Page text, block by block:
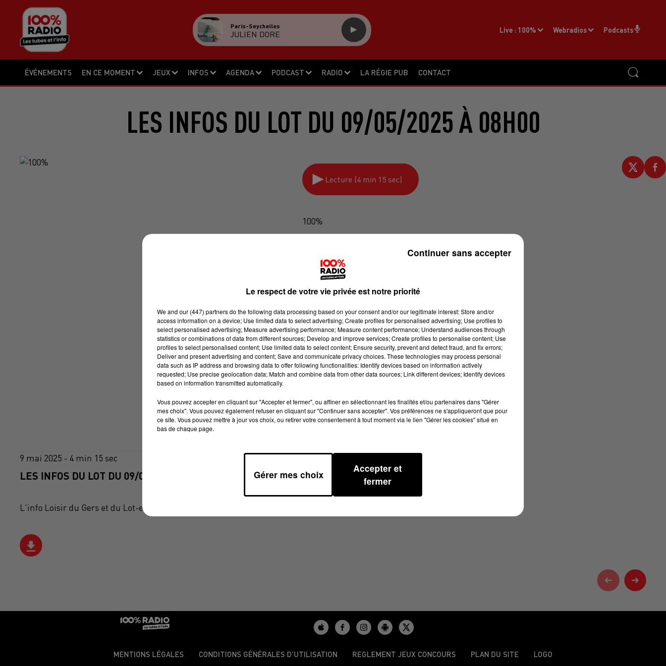
ÉVÉNEMENTS EN CE MOMENT JEUX INFOS AGENDA PODCAST RADIO LA RÉGIE PUB CONTACT
Live : 100% Webradios Podcasts
Paris-Seychelles
JULIEN DORE
LES INFOS DU LOT DU 09/05/2025 À 08H00
Lecture (4 min 15 sec)
100%
9 mai 2025 - 4 min 15 sec
LES INFOS DU LOT DU 09/05/2025 À 08H00
L'info Loisir du Gers et du Lot-et-Garonne du 09/05/2025
MENTIONS LÉGALES CONDITIONS GÉNÉRALES D’UTILISATION REGLEMENT JEUX CONCOURS PLAN DU SITE LOGO
Le respect de votre vie privée est notre priorité
We and our (447) partnersdo the following data processing based on your consent and/or our legitimate interest: Store and/or
access information on a device; Use limited data to select advertising; Create profiles for personalised advertising; Use profiles to
select personalised advertising; Measure advertising performance; Measure content performance; Understand audiences through
statistics or combinations of data from different sources; Develop and improve services; Create profiles to personalise content; Use
profiles to select personalised content; Use limited data to select content; Ensure security, prevent and detect fraud, and fix errors;
Deliver and present advertising and content; Save and communicate privacy choices. These technologies may process personal
data such as IP address and browsing data to offer following functionalities: Identify devices based on information actively
requested; Use precise geolocation data; Match and combine data from other data sources; Link different devices; Identify devices
based on information transmitted automatically.
Vous pouvez accepter en cliquant sur "Accepter et fermer", ou affiner en sélectionnant les finalités et/ou partenaires dans "Gérer
mes choix". Vous pouvez également refuser en cliquant sur "Continuer sans accepter". Vos préférences ne s'appliqueront que pour
ce site. Vous pouvez mettre à jour vos choix, ou retirer votre consentement à tout moment via le lien "Gérer les cookies" situé en
bas de chaque page.
Gérer mes choix
Accepter et
fermer
Continuer sans accepter